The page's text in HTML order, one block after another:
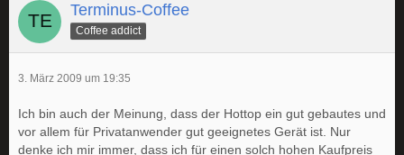
Terminus-Coffee
Coffee addict
3. März 2009 um 19:35
Ich bin auch der Meinung, dass der Hottop ein gut gebautes und
vor allem für Privatanwender gut geeignetes Gerät ist. Nur
denke ich mir immer, dass ich für einen solch hohen Kaufpreis